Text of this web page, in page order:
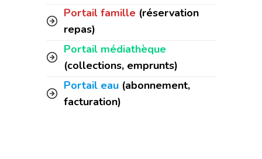
Portail famille (réservation
repas)
Portail médiathèque
(collections, emprunts)
Portail eau (abonnement,
facturation)